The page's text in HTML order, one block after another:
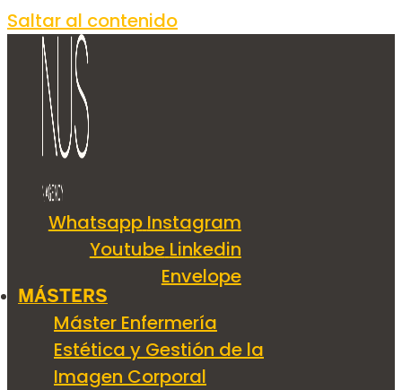
Saltar al contenido
Whatsapp Instagram
Youtube Linkedin
Envelope
MÁSTERS
Máster Enfermería
Estética y Gestión de la
Imagen Corporal